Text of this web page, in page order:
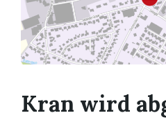
Kran wird